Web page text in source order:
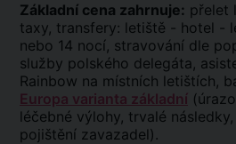
Základní cena zahrnuje: přelet
taxy, transfery: letiště - hotel -
nebo 14 nocí, stravování dle
služby polského delegáta,
Rainbow na místních letištích,
Europa varianta základní
léčebné výlohy, trvalé
pojištění zavazadel).